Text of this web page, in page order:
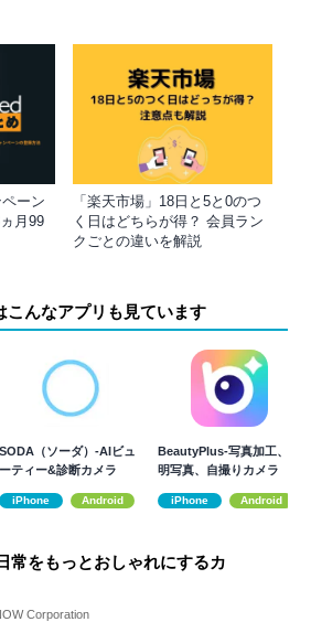
ーン
月99
「楽天市場」18日と5と0のつ
く日はどちらが得？ 会員ラン
クごとの違いを解説
こんなアプリも見ています
SODA（ソーダ）-AIビュ
ーティー&診断カメラ
iPhone Android
BeautyPlus-写真加工、証
明写真、自撮りカメラ
iPhone Android
常をもっとおしゃれにするカ
Corporation